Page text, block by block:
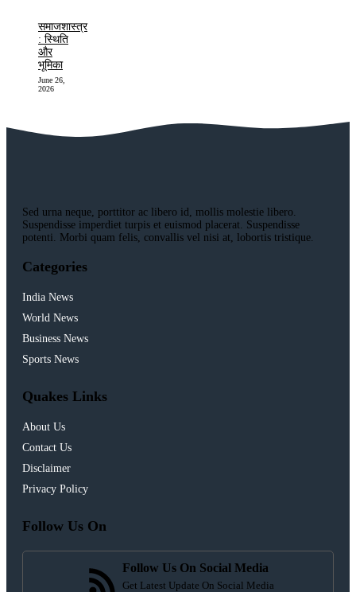
समाजशास्त्र
: स्थिति
और
भूमिका
June 26,
2026
Sed urna neque, porttitor ac libero id, mollis molestie libero.
Suspendisse imperdiet turpis et euismod placerat. Suspendisse
potenti. Morbi quam felis, convallis vel nisi at, lobortis tristique.
Categories
India News
World News
Business News
Sports News
Quakes Links
About Us
Contact Us
Disclaimer
Privacy Policy
Follow Us On
Follow Us On Social Media
Get Latest Update On Social Media